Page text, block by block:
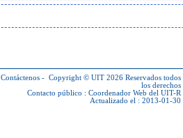
Contáctenos - Copyright © UIT 2026 Reservados todos
los derechos
Contacto público : Coordenador Web del UIT-R
Actualizado el : 2013-01-30